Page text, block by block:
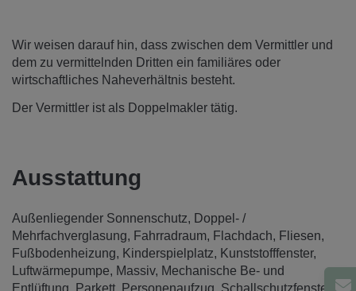
Wir weisen darauf hin, dass zwischen dem Vermittler und
dem zu vermittelnden Dritten ein familiäres oder
wirtschaftliches Naheverhältnis besteht.
Der Vermittler ist als Doppelmakler tätig.
Ausstattung
Außenliegender Sonnenschutz
Doppel- /
Mehrfachverglasung
Fahrradraum Flachdach
Fliesen
Fußbodenheizung
Kinderspielplatz
Kunststofffenster
Luftwärmepumpe
Massiv Mechanische Be- und